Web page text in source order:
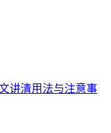
讲清用法与注意事